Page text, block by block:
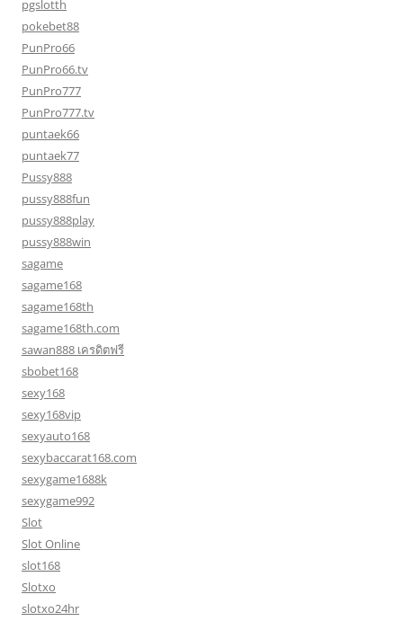
pgslotth
pokebet88
PunPro66
PunPro66.tv
PunPro777
PunPro777.tv
puntaek66
puntaek77
Pussy888
pussy888fun
pussy888play
pussy888win
sagame
sagame168
sagame168th
sagame168th.com
sawan888 เครดิตฟรี
sbobet168
sexy168
sexy168vip
sexyauto168
sexybaccarat168.com
sexygame1688k
sexygame992
Slot
Slot Online
slot168
Slotxo
slotxo24hr